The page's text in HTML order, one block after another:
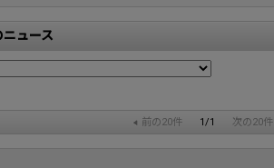
ュース
前の20件 1/1 次の20件